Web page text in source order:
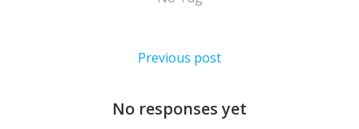
Previous post
No responses yet